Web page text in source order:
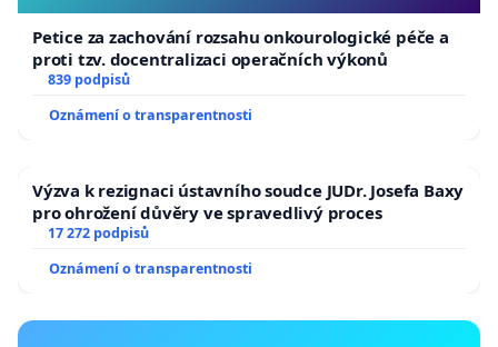
Petice za zachování rozsahu onkourologické péče a
proti tzv. docentralizaci operačních výkonů
839 podpisů
Oznámení o transparentnosti
Výzva k rezignaci ústavního soudce JUDr. Josefa Baxy
pro ohrožení důvěry ve spravedlivý proces
17 272 podpisů
Oznámení o transparentnosti